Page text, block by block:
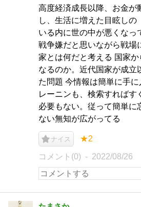
高度経済成長以降、お金が
し、生活に増えた目眩しの
いる内に世の中が悪くなっ
戦争嫌だと思いながら戦場
家とは何だと考える 国家
なるのか。近代国家が成立
た問題 今情報は簡単に手
レーニンも、検索すればす
必要もない。従って簡単に
ない無知が広がってる
ナイス ★2
コメント(0) 2022/08/26